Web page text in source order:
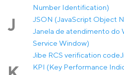
Number Identification)
J
JSON (JavaScript Object
Janela de atendimento do
Service Window)
Jibe RCS verification code
KPI (Key Performance